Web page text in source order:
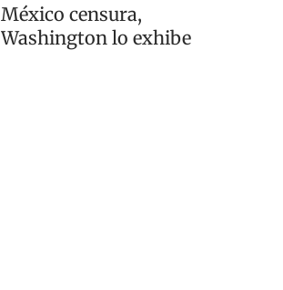
México censura,
Washington lo exhibe